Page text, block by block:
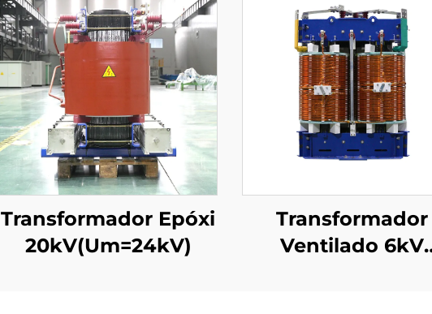
Transformador Epóxi
20kV(Um=24kV)
Transformador
Ventilado 6kV